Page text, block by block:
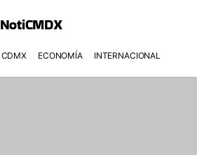
NotiCMDX
CDMX ECONOMÍA INTERNACIONAL